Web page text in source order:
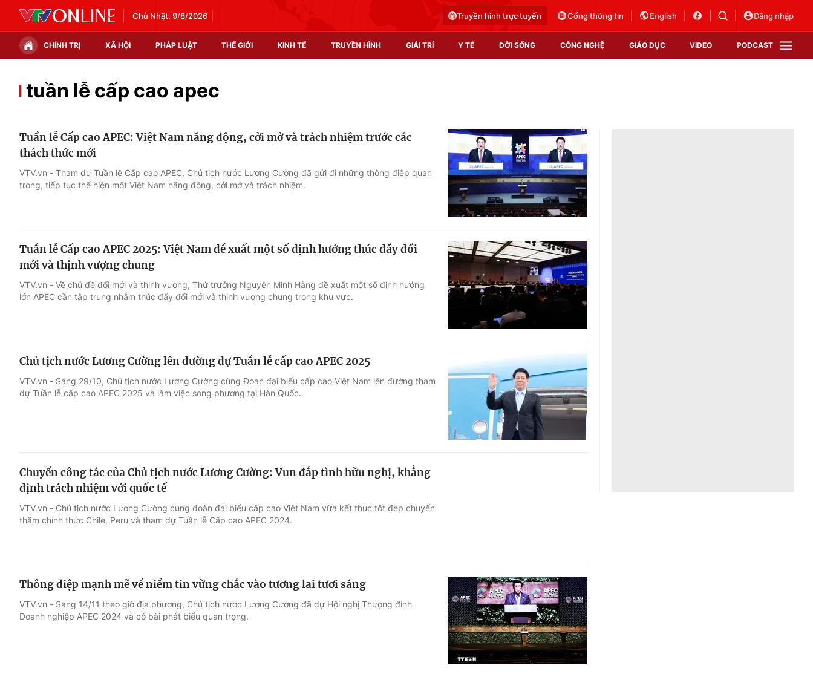
Chủ Nhật, 9/8/2026 Truyền hình trực tuyến Cổng thông tin English Đăng nhập
CHÍNH TRỊ XÃ HỘI PHÁP LUẬT THẾ GIỚI KINH TẾ TRUYỀN HÌNH GIẢI TRÍ Y TẾ ĐỜI SỐNG CÔNG NGHỆ GIÁO DỤC VIDEO PODCAST
Chính trị
Tin tức
Thế giới đó đây
Câu chuyện quốc tế
Thị trường
Góc doanh nghiệp
Hậu trường
Video
Shorts video
Podcast
EMagazine
Photo
Infographic
Góc ảnh
Điện ảnh
Âm nhạc
Sao
Du lịch
Làm đẹp
Chất lượng cuộc sống
Học trực tuyến
Công nghệ
Hitech Công nghệ tương lai
Sản phẩm
Thị trường
Tư vấn
VTV Sức khoẻ
tuần lễ cấp cao apec
Tuần lễ Cấp cao APEC: Việt Nam năng động, cởi mở và trách nhiệm trước các
thách thức mới
VTV.vn - Tham dự Tuần lễ Cấp cao APEC, Chủ tịch nước Lương Cường đã gửi đi những thông điệp quan
trọng, tiếp tục thể hiện một Việt Nam năng động, cởi mở và trách nhiệm.
Tuần lễ Cấp cao APEC 2025: Việt Nam đề xuất một số định hướng thúc đẩy đổi
mới và thịnh vượng chung
VTV.vn - Về chủ đề đổi mới và thịnh vượng, Thứ trưởng Nguyễn Minh Hằng đề xuất một số định hướng
lớn APEC cần tập trung nhằm thúc đẩy đổi mới và thịnh vượng chung trong khu vực.
Chủ tịch nước Lương Cường lên đường dự Tuần lễ cấp cao APEC 2025
VTV.vn - Sáng 29/10, Chủ tịch nước Lương Cường cùng Đoàn đại biểu cấp cao Việt Nam lên đường tham
dự Tuần lễ cấp cao APEC 2025 và làm việc song phương tại Hàn Quốc.
Chuyến công tác của Chủ tịch nước Lương Cường: Vun đắp tình hữu nghị, khẳng
định trách nhiệm với quốc tế
VTV.vn - Chủ tịch nước Lương Cường cùng đoàn đại biểu cấp cao Việt Nam vừa kết thúc tốt đẹp chuyến
thăm chính thức Chile, Peru và tham dự Tuần lễ Cấp cao APEC 2024.
Thông điệp mạnh mẽ về niềm tin vững chắc vào tương lai tươi sáng
VTV.vn - Sáng 14/11 theo giờ địa phương, Chủ tịch nước Lương Cường đã dự Hội nghị Thượng đỉnh
Doanh nghiệp APEC 2024 và có bài phát biểu quan trọng.